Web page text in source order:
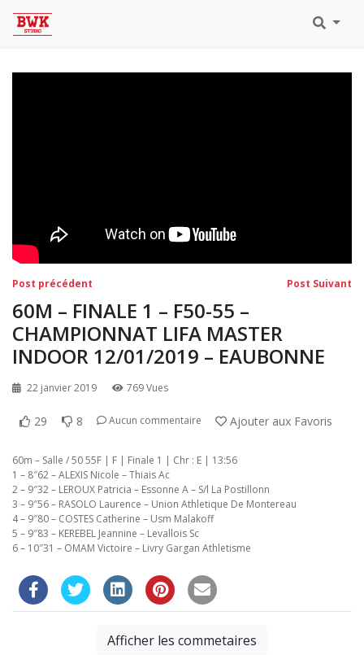
Eaubonne 2019
Navigation
de
l’article
Post précédent Post Suivant
60M – FINALE 1 – F50-55 –
CHAMPIONNAT LIFA MASTER
INDOOR 12/01/2019 – EAUBONNE
22 janvier 2019 769 Vues
29 8 Aucun commentaire Ajouter aux Favoris
60m – Salle / 50 55F | F | Finale 1 | Chr : E | 13:56
1 – 8″62 – ALEXIS Nicole – Thiais Ac
2 – 9″32 – LEROUX Patricia – Essonne A – S/l La Postillonn
3 – 9″56 – RASOLO Laurence – Union Athletique De Montereau
4 – 9″80 – COSTES Catherine – Usm Malakoff
5 – 9″83 – KEREBEL Jeannine – Levallois Sc
6 – 10″31 – OMAM Victoire – Livry Gargan Athletisme
Afficher les commetaires